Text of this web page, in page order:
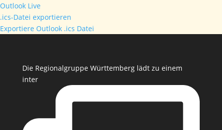
Outlook Live
.ics-Datei exportieren
Exportiere Outlook .ics Datei
Die Regionalgruppe Württemberg lädt zu einem
inter